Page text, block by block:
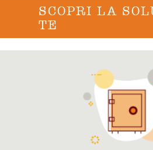
SCOPRI LA
TE